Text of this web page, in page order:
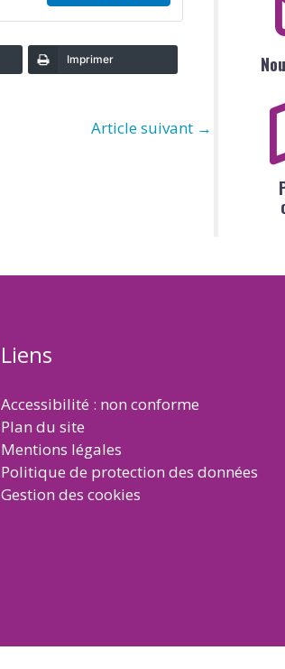
Imprimer
Article suivant →
Liens
Accessibilité : non conforme
Plan du site
Mentions légales
Politique de protection des données
Gestion des cookies